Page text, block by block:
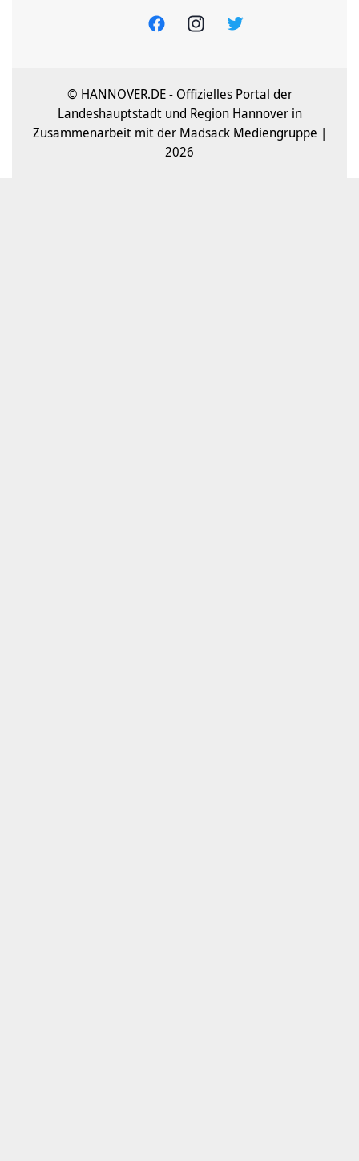
© HANNOVER.DE - Offizielles Portal der
Landeshauptstadt und Region Hannover in
Zusammenarbeit mit der Madsack Mediengruppe |
2026